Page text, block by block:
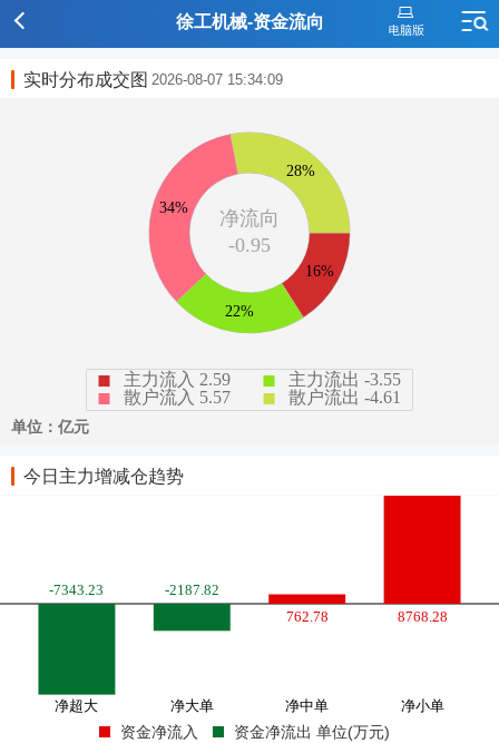
徐工机械-资金流向
实时分布成交图 2026-08-07 15:34:09
今日主力增减仓趋势
资金净流入 资金净流出 单位(万元)